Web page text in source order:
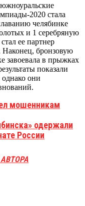
2020 стала
челябинке
и 1 серебряную
ее партнер
Наконец, бронзовую
завоевала в прыжках
показали
они
мошенникам
одержали
России